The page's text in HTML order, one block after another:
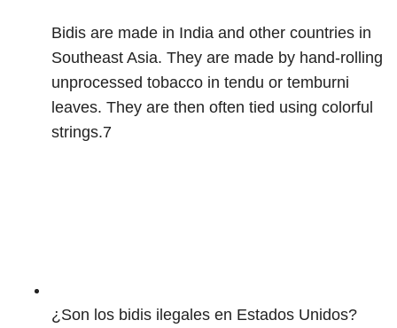
Bidis are made in India and other countries in
Southeast Asia. They are made by hand-rolling
unprocessed tobacco in tendu or temburni
leaves. They are then often tied using colorful
strings.7
¿Son los bidis ilegales en Estados Unidos?